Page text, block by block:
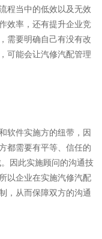
程当中的低效以及无效
效率，还有提升企业竞
需要明确自己有没有改
可能会让汽修汽配管理
软件实施方的纽带，因
都需要有平等、信任的
因此实施顾问的沟通技
以企业在实施汽修汽配
，从而保障双方的沟通